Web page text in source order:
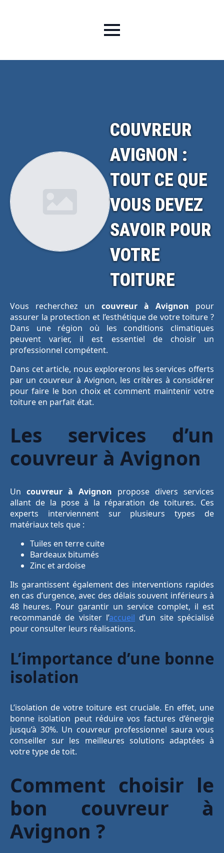
COUVREUR
AVIGNON :
TOUT CE QUE
VOUS DEVEZ
SAVOIR POUR
VOTRE
TOITURE
Vous recherchez un couvreur à Avignon pour
assurer la protection et l’esthétique de votre toiture ?
Dans une région où les conditions climatiques
peuvent varier, il est essentiel de choisir un
professionnel compétent.
Dans cet article, nous explorerons les services offerts
par un couvreur à Avignon, les critères à considérer
pour faire le bon choix et comment maintenir votre
toiture en parfait état.
Les services d’un
couvreur à Avignon
Un couvreur à Avignon propose divers services
allant de la pose à la réparation de toitures. Ces
experts interviennent sur plusieurs types de
matériaux tels que :
Tuiles en terre cuite
Bardeaux bitumés
Zinc et ardoise
Ils garantissent également des interventions rapides
en cas d’urgence, avec des délais souvent inférieurs à
48 heures. Pour garantir un service complet, il est
recommandé de visiter l’accueil d’un site spécialisé
pour consulter leurs réalisations.
L’importance d’une bonne
isolation
L’isolation de votre toiture est cruciale. En effet, une
bonne isolation peut réduire vos factures d’énergie
jusqu’à 30%. Un couvreur professionnel saura vous
conseiller sur les meilleures solutions adaptées à
votre type de toit.
Comment choisir le
bon couvreur à
Avignon ?